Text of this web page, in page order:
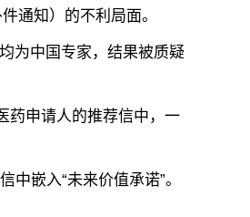
通知）的不利局面。
为中国专家，结果被质疑
申请人的推荐信中，一
嵌入“未来价值承诺”。